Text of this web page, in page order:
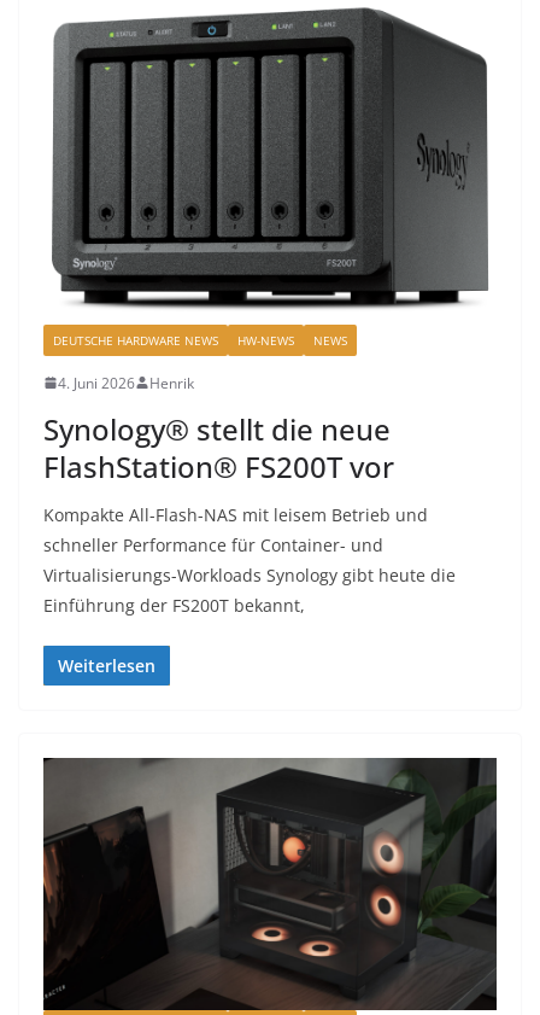
DEUTSCHE HARDWARE NEWS HW-NEWS NEWS
4. Juni 2026 Henrik
Synology® stellt die neue
FlashStation® FS200T vor
Kompakte All-Flash-NAS mit leisem Betrieb und
schneller Performance für Container- und
Virtualisierungs-Workloads Synology gibt heute die
Einführung der FS200T bekannt,
Weiterlesen